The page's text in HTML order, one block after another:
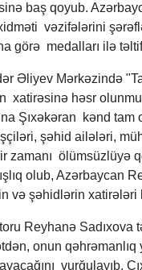
baş qoyub.
xidməti vəzifələrini
görə medalları ilə
Əliyev Mərkəzində
xatirəsinə həsr
Şıxəkəran kənd
şəhid ailələri,
zamanı ölümsüzlüyə
olub, Azərbaycan
və şəhidlərin
Reyhanə
onun qəhrəmanlıq
vurğulayıb.